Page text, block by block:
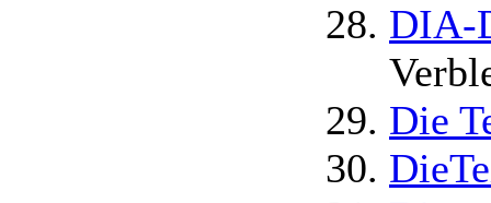
DIA-
Die